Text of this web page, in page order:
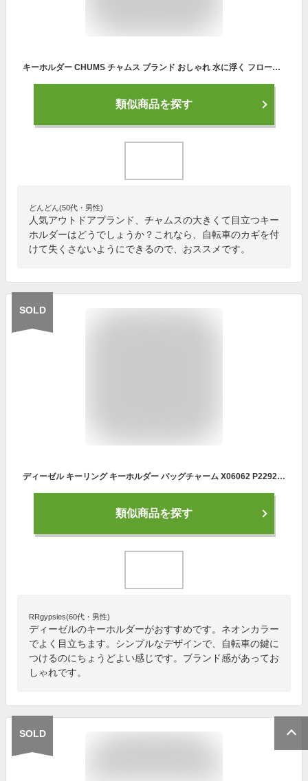
キーホルダー CHUMS チャムス ブランド おしゃれ 水に浮く フローティング キーリング アウトドア 大きい 鍵 キャンプ 釣り 川 海 登山 車 バイク カジュアル かっこいい メンズ プレゼント 90028 FLOATING NEO KEYCHAIN フローティングキーチェーン タイダイ 総柄 迷彩 派手
類似商品を探す
どんどん(50代・男性)
人気アウトドアブランド、チャムスの大きくて目立つキー
ホルダーはどうでしょうか？これなら、自転車のカギを付
けて失くさないようにできるので、おススメです。
SOLD
ディーゼル キーリング キーホルダー バッグチャーム X06062 P2292 K-TAP ネオンカラー 蛍光色 ワッペン DS8483SL メール便送料無料
類似商品を探す
RRgypsies(60代・男性)
ディーゼルのキーホルダーがおすすめです。ネオンカラー
でよく目立ちます。シンプルなデザインで、自転車の鍵に
つけるのにちょうどよい感じです。ブランド感があってお
しゃれです。
SOLD